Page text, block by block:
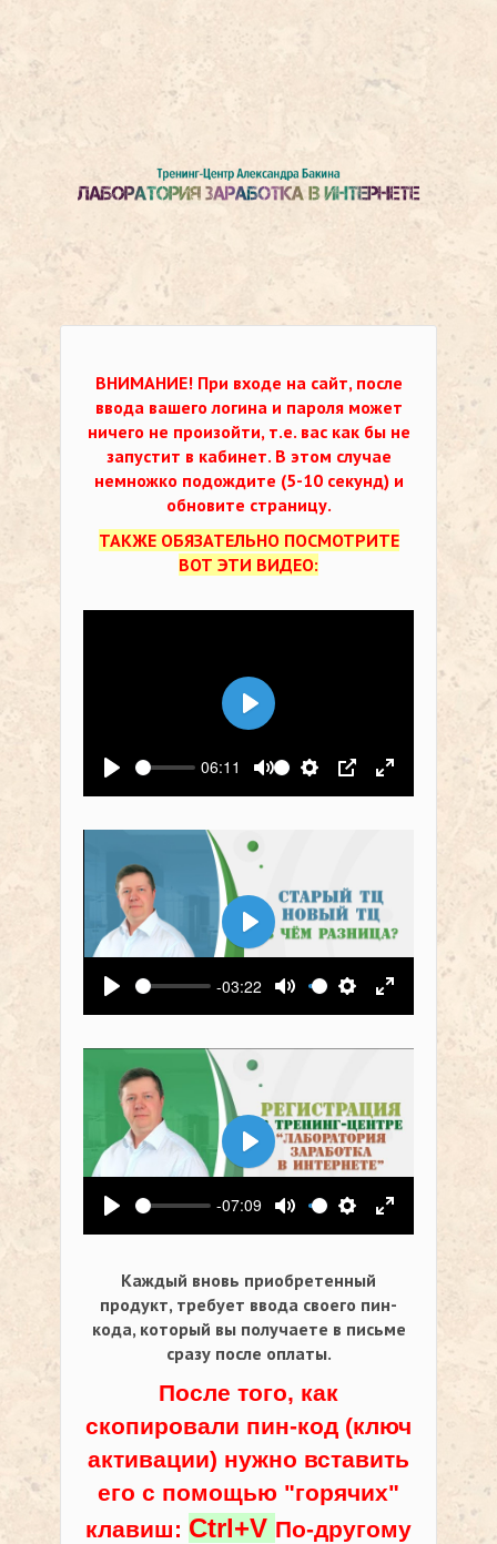
ВНИМАНИЕ! При входе на сайт, после
ввода вашего логина и пароля может
ничего не произойти, т.е. вас как бы не
запустит в кабинет. В этом случае
немножко подождите (5-10 секунд) и
обновите страницу.
ТАКЖЕ ОБЯЗАТЕЛЬНО ПОСМОТРИТЕ
ВОТ ЭТИ ВИДЕО:
Воспроизвести
06:11
Выключить звук
Настройки
PIP На весь
Воспроизвести
Воспроизвести
-03:22
Выключить звук
Настройки
На весь
Воспроизвести
Воспроизвести
-07:09
Выключить звук
Настройки
На весь
Воспроизвести
Каждый вновь приобретенный
продукт, требует ввода своего пин-
кода, который вы получаете в письме
сразу после оплаты.
После того, как
скопировали пин-код (ключ
активации) нужно вставить
его с помощью "горячих"
клавиш: Ctrl+V По-другому